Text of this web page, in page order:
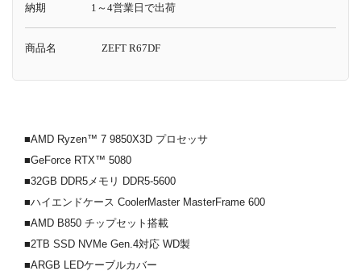
納期 1～4営業日で出荷
商品名 ZEFT R67DF
■AMD Ryzen™ 7 9850X3D プロセッサ
■GeForce RTX™ 5080
■32GB DDR5メモリ DDR5-5600
■ハイエンドケース CoolerMaster MasterFrame 600
■AMD B850 チップセット搭載
■2TB SSD NVMe Gen.4対応 WD製
■ARGB LEDケーブルカバー